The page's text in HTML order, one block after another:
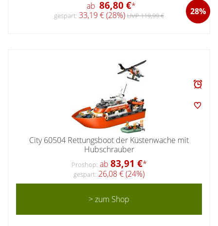
ab 86,80 €* 28%
gespart: 33,19 € (28%) UVP 119,99 €
City 60504 Rettungsboot der Küstenwache mit
Hubschrauber
Proshop: ab 83,91 €*
gespart: 26,08 € (24%)
> zum Shop